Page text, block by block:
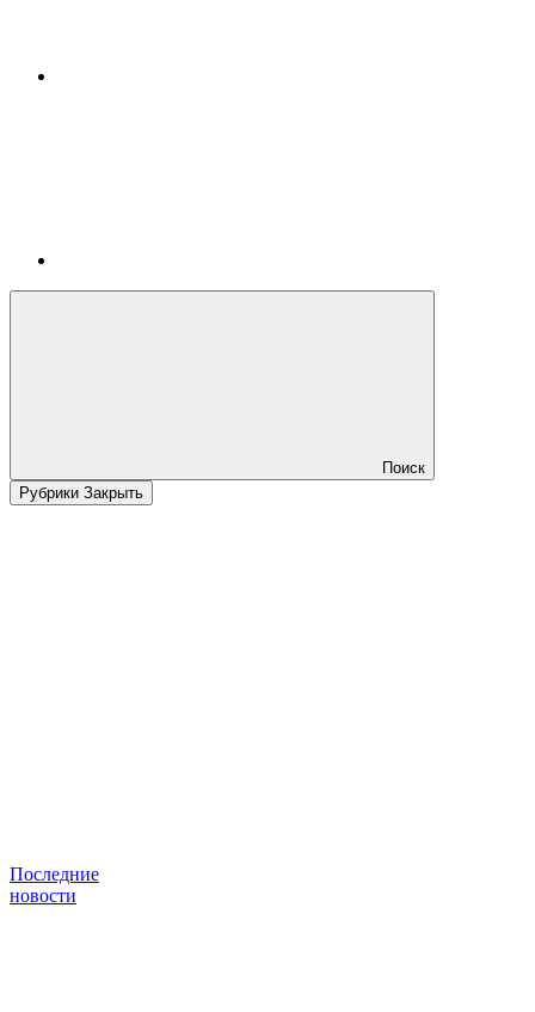
Поиск
Рубрики Закрыть
Последние
новости